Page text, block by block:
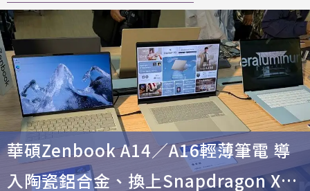
華碩Zenbook A14／A16輕薄筆電 導
入陶瓷鋁合金、換上Snapdragon X2